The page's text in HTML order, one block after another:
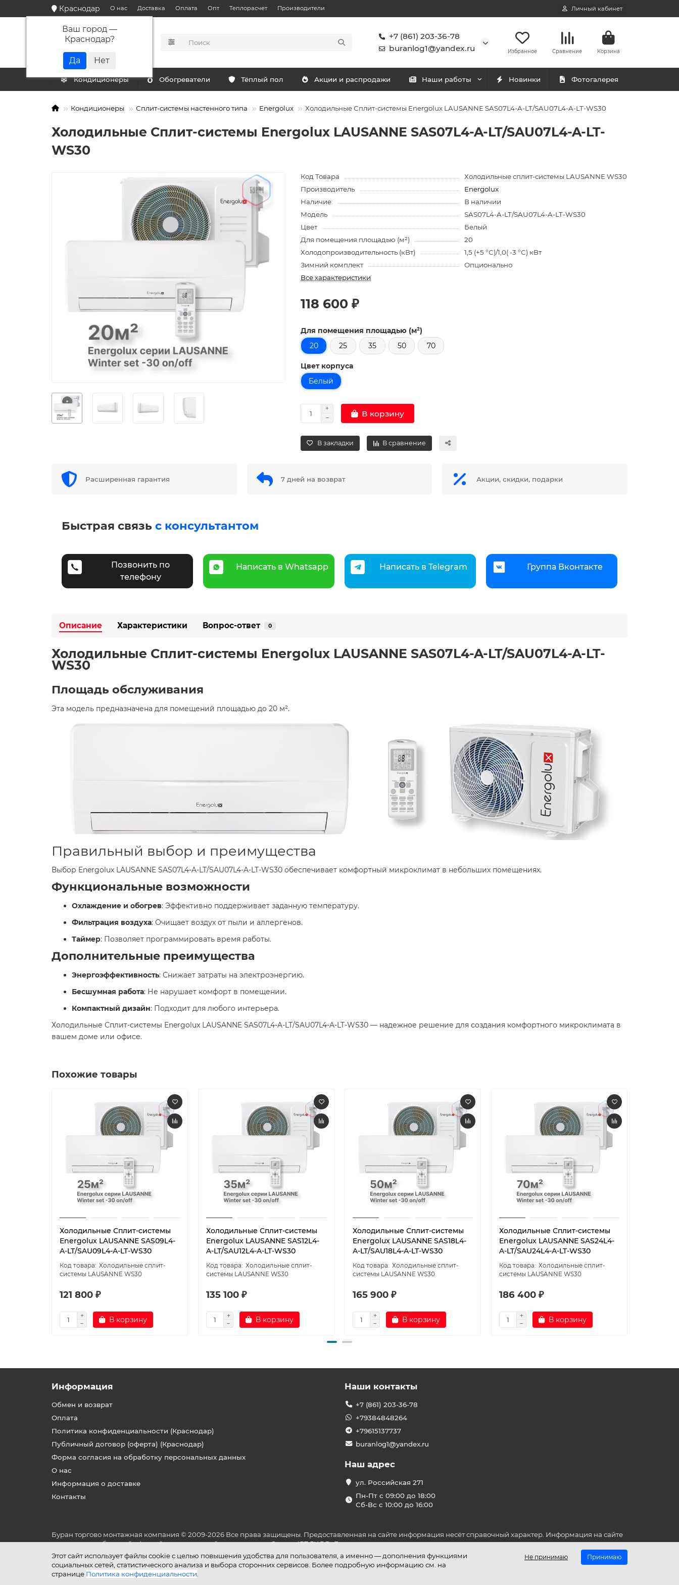
Краснодар
Ваш город —
Краснодар?
О нас Доставка Оплата Опт Теплорасчет Производители Личный кабинет
КАТАЛОГ
+7 (861) 203-36-78
buranlog1@yandex.ru
Избранное Сравнение Корзина
Кондиционеры Обогреватели Тёплый пол Акции и распродажи Наши работы Новинки Фотогалерея
Кондиционеры Сплит-системы настенного типа Energolux Холодильные Сплит-системы Energolux LAUSANNE SAS07L4-A-LT/SAU07L4-A-LT-WS30
Холодильные Сплит-системы Energolux LAUSANNE SAS07L4-A-LT/SAU07L4-A-LT-
WS30
Код Товара
Холодильные сплит-системы LAUSANNE WS30
Производитель
Energolux
Наличие:
В наличии
Модель
SAS07L4-A-LT/SAU07L4-A-LT-WS30
Цвет
Белый
Для помещения площадью (м²)
20
Холодопроизводительность (кВт)
1,5 (+5 °С)/1,0( -3 °С) кВт
Зимний комплект
Опционально
Все характеристики
118 600 ₽
Для помещения площадью (м²)
20
25 35 50 70
Цвет корпуса
Белый
В корзину
В закладки В сравнение
Расширенная гарантия 7 дней на возврат Акции, скидки, подарки
Быстрая связь с консультантом
Позвонить по
телефону
Написать в Whatsapp Написать в Telegram Группа Вконтакте
Описание Характеристики Вопрос-ответ 0
Холодильные Сплит-системы Energolux LAUSANNE SAS07L4-A-LT/SAU07L4-A-LT-
WS30
Площадь обслуживания​
Эта модель предназначена для помещений площадью до 20 м².​
Правильный выбор и преимущества​
Выбор Energolux LAUSANNE SAS07L4-A-LT/SAU07L4-A-LT-WS30 обеспечивает комфортный микроклимат в небольших помещениях.​
Функциональные возможности​
Охлаждение и обогрев: Эффективно поддерживает заданную температуру.​
Фильтрация воздуха: Очищает воздух от пыли и аллергенов.​
Таймер: Позволяет программировать время работы.​
Дополнительные преимущества​
Энергоэффективность: Снижает затраты на электроэнергию.​
Бесшумная работа: Не нарушает комфорт в помещении.​
Компактный дизайн: Подходит для любого интерьера.​
Холодильные Сплит-системы Energolux LAUSANNE SAS07L4-A-LT/SAU07L4-A-LT-WS30 — надежное решение для создания комфортного микроклимата в
вашем доме или офисе.​
Похожие товары
Холодильные Сплит-системы
Energolux LAUSANNE SAS09L4-
A-LT/SAU09L4-A-LT-WS30
Холодильные сплит-
системы LAUSANNE WS30
121 800 ₽
В корзину
Холодильные Сплит-системы
Energolux LAUSANNE SAS12L4-
A-LT/SAU12L4-A-LT-WS30
Холодильные сплит-
системы LAUSANNE WS30
135 100 ₽
В корзину
Холодильные Сплит-системы
Energolux LAUSANNE SAS18L4-
A-LT/SAU18L4-A-LT-WS30
Холодильные сплит-
системы LAUSANNE WS30
165 900 ₽
В корзину
Холодильные Сплит-системы
Energolux LAUSANNE SAS24L4-
A-LT/SAU24L4-A-LT-WS30
Холодильные сплит-
системы LAUSANNE WS30
186 400 ₽
В корзину
Этот сайт использует файлы cookie с целью повышения удобства для пользователя, а именно — дополнения функциями
социальных сетей, статистического анализа и выбора сторонних сервисов. Более подробную информацию см. на
странице Политика конфиденциальности
Не принимаю Принимаю
Информация
Обмен и возврат
Оплата
Политика конфиденциальности (Краснодар)
Публичный договор (оферта) (Краснодар)
Форма согласия на обработку персональных данных
О нас
Информация о доставке
Контакты
Наши контакты
+7 (861) 203-36-78
+79384848264
+79615137737
buranlog1@yandex.ru
Наш адрес
ул. Российская 271
Пн-Пт с 09:00 до 18:00
Сб-Вс с 10:00 до 16:00
Буран торгово монтажная компания © 2009-2026 Все права защищены. Предоставленная на сайте информация несёт справочный характер. Информация на сайте
не является публичной офертой, определяемой положениями Статьи 437 ГК РФ. До оплаты товара удостоверьтесь во всех для вас важных характеристиках в товаре
и условиях его эксплуатации.